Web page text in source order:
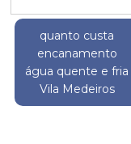
quanto custa
encanamento
água quente e fria
Vila Medeiros